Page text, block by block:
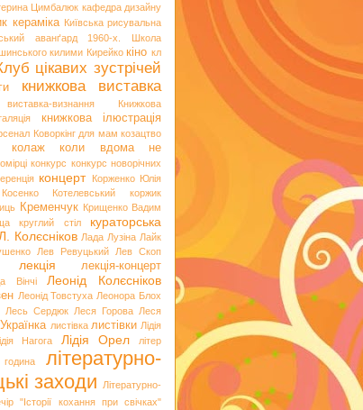
Цимбалюк кафедра дизайну
кераміка Київська рисувальна
аванґард 1960-х. Школа
килими Кирейко кіно кл
цікавих зустрічей
книжкова виставка
визнання
Книжкова
книжкова ілюстрація
Коворкінг для мам козацтво
колаж
коли вдома не
конкурс конкурс новорічних
концерт
Корженко Юлія
Косенко
Котелевський коржик
Кременчук Крищенко Вадим
круглий стіл
кураторська
Колєсніков Лада Лузіна Лайк
Лев Ревуцький
Лев Скоп
лекція лекція-концерт
Вінчі Леонід Колєсніков
Леонід Товстуха Леонора Блох
Лесь Сердюк Леся Горова Леся
листівка листівки Лідія
Нагога Лідія Орел
літер
година
літературно-
заходи
Літературно-
"Історії кохання при свічках"